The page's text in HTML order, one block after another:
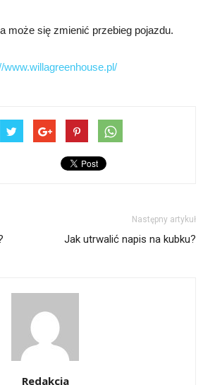
może się zmienić przebieg pojazdu.
www.willagreenhouse.pl/
Następny artykuł
Jak utrwalić napis na kubku?
Redakcja